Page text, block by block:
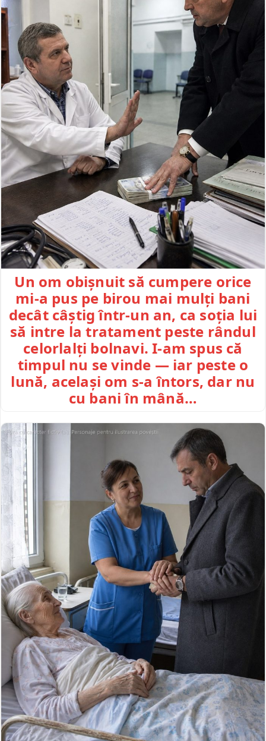
Un om obișnuit să cumpere orice
mi-a pus pe birou mai mulți bani
decât câștig într-un an, ca soția lui
să intre la tratament peste rândul
celorlalți bolnavi. I-am spus că
timpul nu se vinde — iar peste o
lună, același om s-a întors, dar nu
cu bani în mână…